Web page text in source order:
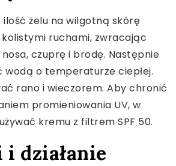
ilość żelu na wilgotną skórę
ruchami, zwracając
czuprę i brodę. Następnie
wodą o temperaturze ciepłej.
rano i wieczorem. Aby chronić
promieniowania UV, w
kremu z filtrem SPF 50.
i działanie